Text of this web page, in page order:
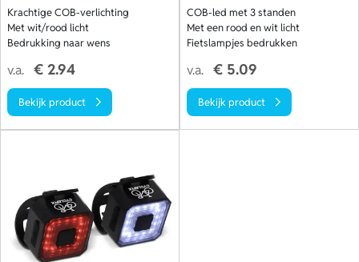
Krachtige COB-verlichting
Met wit/rood licht
Bedrukking naar wens
v.a. € 2.94
Bekijk product
COB-led met 3 standen
Met een rood en wit licht
Fietslampjes bedrukken
v.a. € 5.09
Bekijk product